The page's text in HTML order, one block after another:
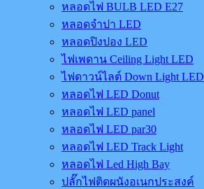
หลอดไฟ BULB LED E27
หลอดจำปา LED
หลอดปิงปอง LED
ไฟเพดาน Ceiling Light LED
ไฟดาวน์ไลต์ Down Light LED
หลอดไฟ LED Donut
หลอดไฟ LED panel
หลอดไฟ LED par30
หลอดไฟ LED Track Light
หลอดไฟ Led High Bay
ปลั๊กไฟติดผนังอเนกประสงค์